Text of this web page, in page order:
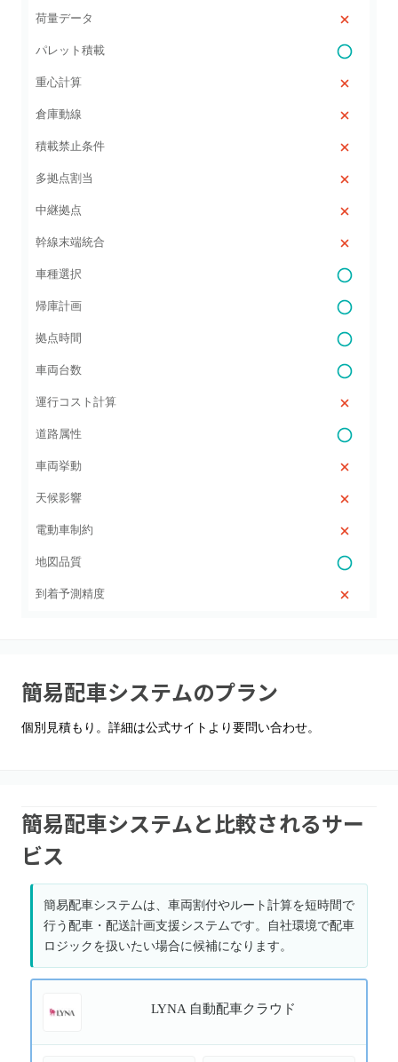
荷量データ
パレット積載
重心計算
倉庫動線
積載禁止条件
多拠点割当
中継拠点
幹線末端統合
車種選択
帰庫計画
拠点時間
車両台数
運行コスト計算
道路属性
車両挙動
天候影響
電動車制約
地図品質
到着予測精度
簡易配車システムのプラン
個別見積もり。詳細は公式サイトより要問い合わせ。
簡易配車システムと比較されるサー
ビス
簡易配車システムは、車両割付やルート計算を短時間で
行う配車・配送計画支援システムです。自社環境で配車
ロジックを扱いたい場合に候補になります。
LYNA 自動配車クラウド